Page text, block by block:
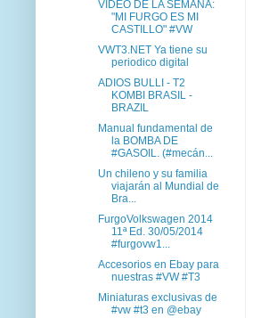
VIDEO DE LA SEMANA:
"MI FURGO ES MI
CASTILLO" #VW
VWT3.NET Ya tiene su
periodico digital
ADIOS BULLI - T2
KOMBI BRASIL -
BRAZIL
Manual fundamental de
la BOMBA DE
#GASOIL. (#mecán...
Un chileno y su familia
viajarán al Mundial de
Bra...
FurgoVolkswagen 2014
11ª Ed. 30/05/2014
#furgovw1...
Accesorios en Ebay para
nuestras #VW #T3
Miniaturas exclusivas de
#vw #t3 en @ebay